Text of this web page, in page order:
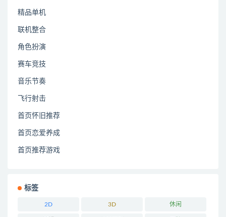
精品单机
联机整合
角色扮演
赛车竞技
音乐节奏
飞行射击
首页怀旧推荐
首页恋爱养成
首页推荐游戏
标签
2D 3D 休闲